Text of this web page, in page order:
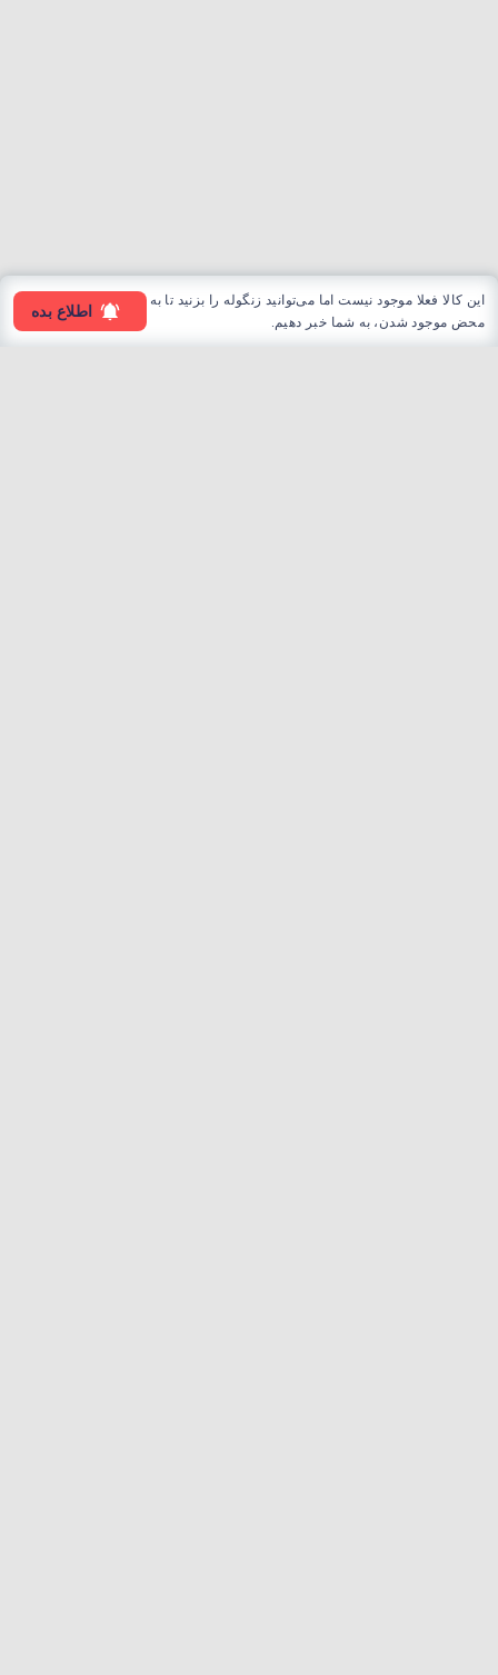
این کالا فعلا موجود نیست اما می‌توانید زنگوله را بزنید تا به
محض موجود شدن، به شما خبر دهیم.
اطلاع بده